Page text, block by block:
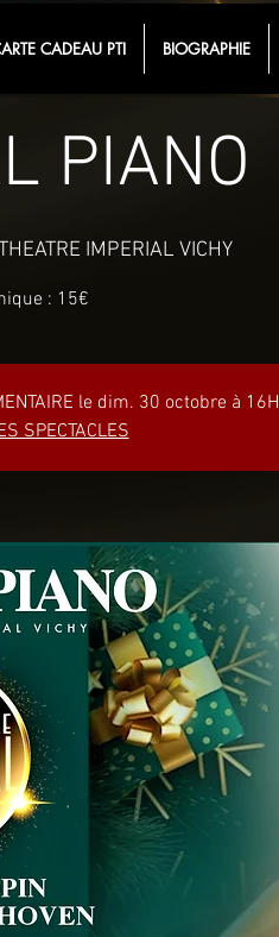
CADEAU PTI BIOGRAPHIE
PIANO
IMPERIAL VICHY
: 15€
le dim. 30 octobre à 16H
SPECTACLES